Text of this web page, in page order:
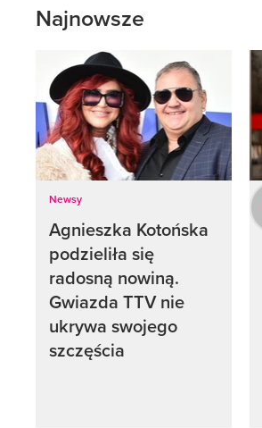
Najnowsze
Newsy
Agnieszka Kotońska
podzieliła się
radosną nowiną.
Gwiazda TTV nie
ukrywa swojego
szczęścia